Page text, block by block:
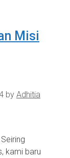
Misi
by Adhitia
kami baru